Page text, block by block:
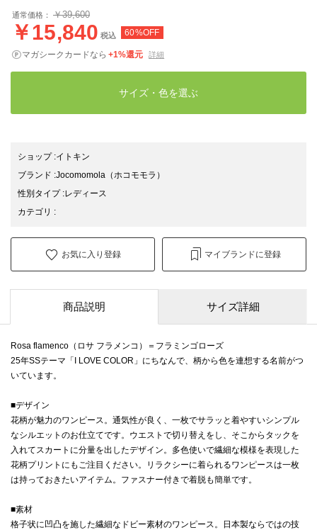
通常価格： ￥39,600
￥15,840 税込 60%OFF
マガシークカードなら +1%還元 詳細
サイズ・色を選ぶ
ショップ:イトキン
ブランド :Jocomomola （ホコモモラ）
性別タイプ:レディース
カテゴリ :
お気に入り登録 マイブランドに登録
商品説明 サイズ詳細
Rosa flamenco（ロサ フラメンコ）＝フラミンゴローズ
25年SSテーマ「I LOVE COLOR」にちなんで、柄から色を連想する名前がつ
いています。
■デザイン
花柄が魅力のワンピース。通気性が良く、一枚でサラッと着やすいシンプル
なシルエットのお仕立てです。ウエストで切り替えをし、そこからタックを
入れてスカートに分量を出したデザイン。多色使いで繊細な模様を表現した
花柄プリントにもご注目ください。リラクシーに着られるワンピースは一枚
は持っておきたいアイテム。ファスナー付きで着脱も簡単です。
■素材
格子状に凹凸を施した繊細なドビー素材のワンピース。日本製ならではの技